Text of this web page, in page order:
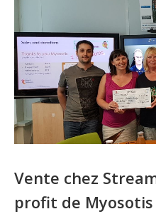
Vente chez
profit de Myosotis